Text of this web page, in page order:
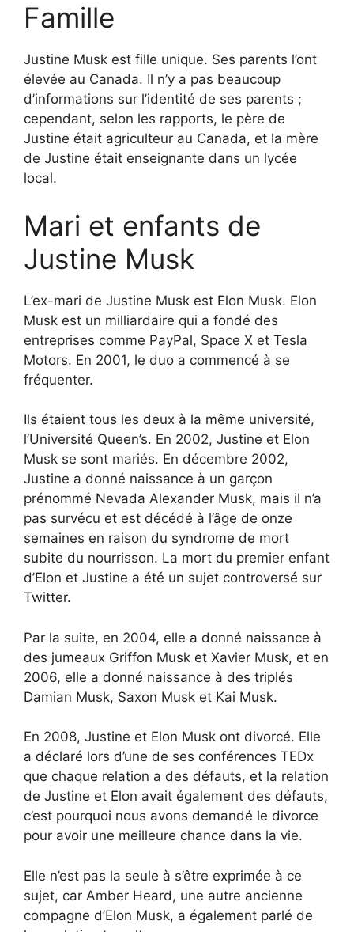
Famille
Justine Musk est fille unique. Ses parents l’ont
élevée au Canada. Il n’y a pas beaucoup
d’informations sur l’identité de ses parents ;
cependant, selon les rapports, le père de
Justine était agriculteur au Canada, et la mère
de Justine était enseignante dans un lycée
local.
Mari et enfants de
Justine Musk
L’ex-mari de Justine Musk est Elon Musk. Elon
Musk est un milliardaire qui a fondé des
entreprises comme PayPal, Space X et Tesla
Motors. En 2001, le duo a commencé à se
fréquenter.
Ils étaient tous les deux à la même université,
l’Université Queen’s. En 2002, Justine et Elon
Musk se sont mariés. En décembre 2002,
Justine a donné naissance à un garçon
prénommé Nevada Alexander Musk, mais il n’a
pas survécu et est décédé à l’âge de onze
semaines en raison du syndrome de mort
subite du nourrisson. La mort du premier enfant
d’Elon et Justine a été un sujet controversé sur
Twitter.
Par la suite, en 2004, elle a donné naissance à
des jumeaux Griffon Musk et Xavier Musk, et en
2006, elle a donné naissance à des triplés
Damian Musk, Saxon Musk et Kai Musk.
En 2008, Justine et Elon Musk ont divorcé. Elle
a déclaré lors d’une de ses conférences TEDx
que chaque relation a des défauts, et la relation
de Justine et Elon avait également des défauts,
c’est pourquoi nous avons demandé le divorce
pour avoir une meilleure chance dans la vie.
Elle n’est pas la seule à s’être exprimée à ce
sujet, car Amber Heard, une autre ancienne
compagne d’Elon Musk, a également parlé de